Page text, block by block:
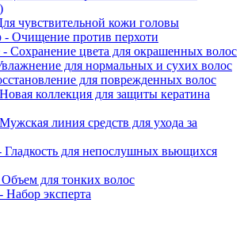
чувствительной кожи головы
- Очищение против перхоти
- Сохранение цвета для окрашенных волос
для нормальных и сухих волос
для поврежденных волос
коллекция для защиты кератина
линия средств для ухода за
Гладкость для непослушных вьющихся
для тонких волос
Набор эксперта